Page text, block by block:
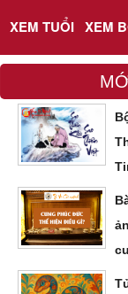
XEM TUỔI XEM